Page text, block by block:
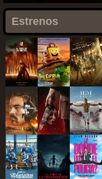
Estrenos